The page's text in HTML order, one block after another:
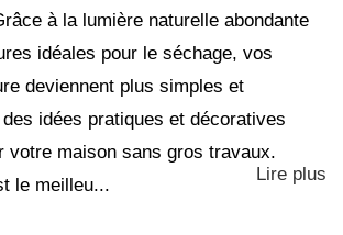
à la lumière naturelle abondante
idéales pour le séchage, vos
deviennent plus simples et
idées pratiques et décoratives
votre maison sans gros travaux.
le meilleu...
Lire plus